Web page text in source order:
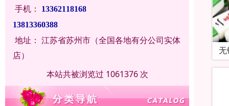
手机：
13362118168
13813360388
地址： 江苏省苏州市（全国各地有分公司实体
店）
本站共被浏览过 1061376 次
无